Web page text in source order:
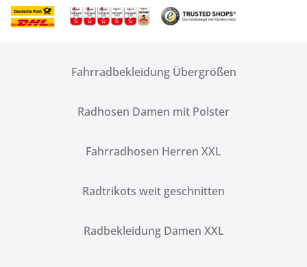
Fahrradbekleidung Übergrößen
Radhosen Damen mit Polster
Fahrradhosen Herren XXL
Radtrikots weit geschnitten
Radbekleidung Damen XXL